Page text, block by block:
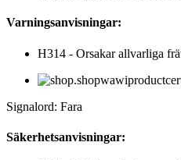
Varningsanvisningar:
H314 - Orsakar allvarliga
Signalord: Fara
Säkerhetsanvisningar: